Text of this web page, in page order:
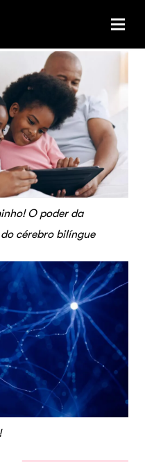
O poder da
cérebro bilíngue